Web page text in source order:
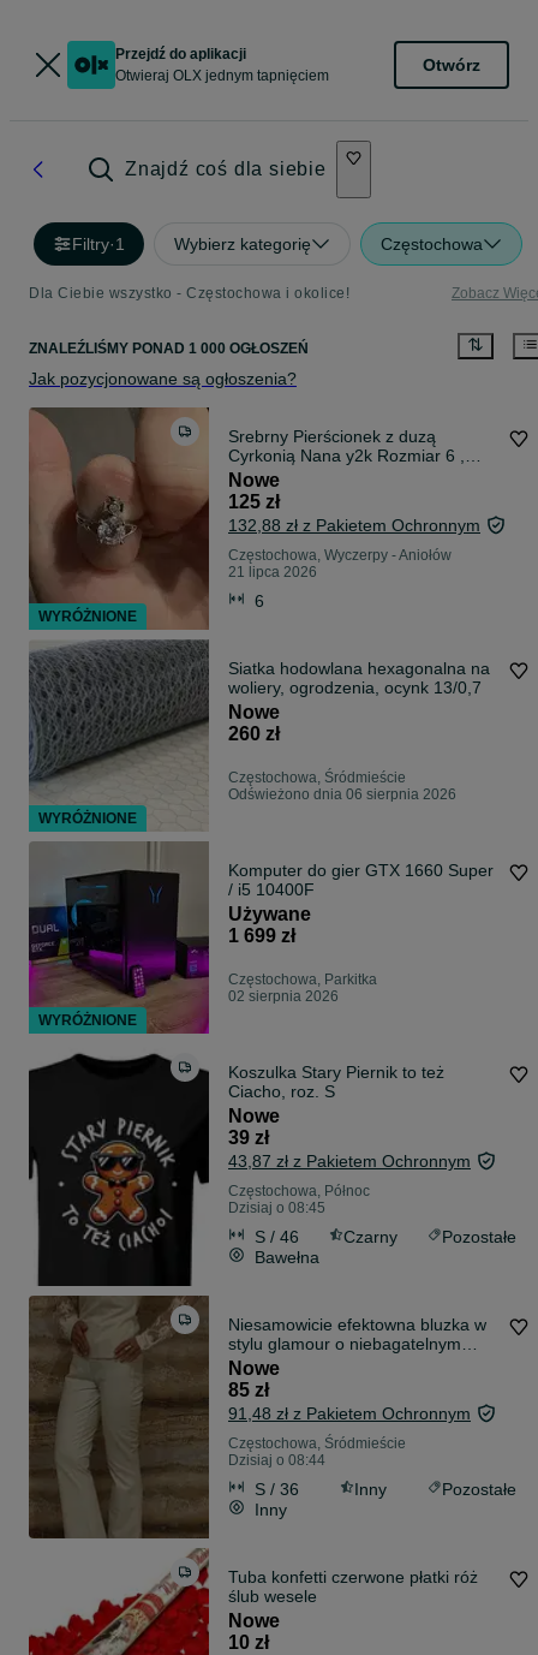
Przejdź do aplikacji
Otwieraj OLX jednym tapnięciem
Otwórz
Znajdź coś dla siebie
Filtry·1 Wybierz kategorię Częstochowa
Dla Ciebie wszystko - Częstochowa i okolice! Zobacz
ZNALEŹLIŚMY PONAD 1 000 OGŁOSZEŃ
Jak pozycjonowane są ogłoszenia?
Srebrny Pierścionek z duzą
Cyrkonią Nana y2k Rozmiar 6 ,
52mm
Nowe
125 zł
132,88 zł z Pakietem Ochronnym
Częstochowa, Wyczerpy - Aniołów
21 lipca 2026
6
Siatka hodowlana hexagonalna na
woliery, ogrodzenia, ocynk 13/0,7
Nowe
260 zł
Częstochowa, Śródmieście
Odświeżono dnia 06 sierpnia 2026
Komputer do gier GTX 1660 Super
/ i5 10400F
Używane
1 699 zł
Częstochowa, Parkitka
02 sierpnia 2026
Koszulka Stary Piernik to też
Ciacho, roz. S
Nowe
39 zł
43,87 zł z Pakietem Ochronnym
Częstochowa, Północ
Dzisiaj o 08:45
S / 46 Czarny
Pozostałe
Bawełna
Niesamowicie efektowna bluzka w
stylu glamour o niebagatelnym
design
Nowe
85 zł
91,48 zł z Pakietem Ochronnym
Częstochowa, Śródmieście
Dzisiaj o 08:44
S / 36 Inny
Pozostałe
Inny
Tuba konfetti czerwone płatki róż
ślub wesele
Nowe
10 zł
WYRÓŻNIONE
WYRÓŻNIONE
WYRÓŻNIONE